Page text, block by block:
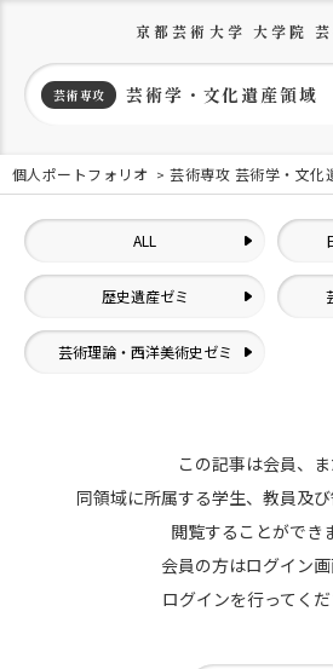
京都芸術大学 大学院
芸術専攻 芸術学・文化遺産領域
個人ポートフォリオ 芸術専攻 芸術学・文化
ALL
歴史遺産ゼミ
芸術理論・西洋美術史ゼミ
この記事は会員、
同領域に所属する学生、教員及
閲覧することができ
会員の方はログイン画
ログインを行ってくだ